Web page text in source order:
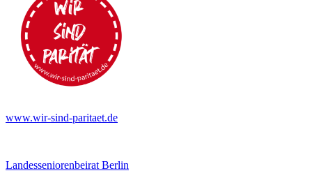
www.wir-sind-paritaet.de
Landesseniorenbeirat Berlin